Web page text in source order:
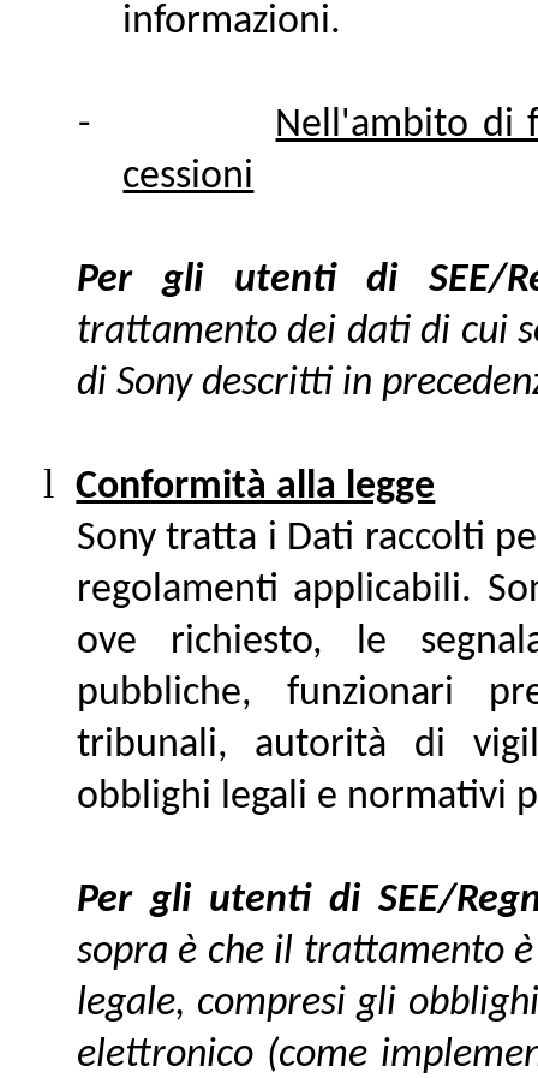
informazioni.
-
Nell'ambito di
cessioni
Per gli utenti di SEE/
trattamento dei dati di cui
di Sony descritti in
l Conformità alla legge
Sony tratta i Dati raccolti
regolamenti applicabili.
ove richiesto, le
pubbliche, funzionari
tribunali, autorità di
obblighi legali e normativi
Per gli utenti di SEE/
sopra è che il trattamento
legale, compresi gli
elettronico (come